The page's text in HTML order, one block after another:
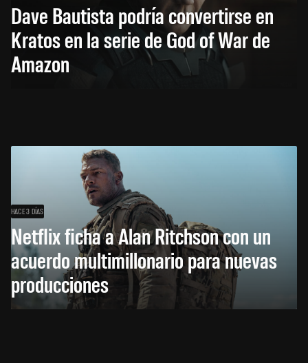
Dave Bautista podría convertirse en
Kratos en la serie de God of War de
Amazon
HACE 3 DÍAS
Netflix ficha a Alan Ritchson con un
acuerdo multimillonario para nuevas
producciones